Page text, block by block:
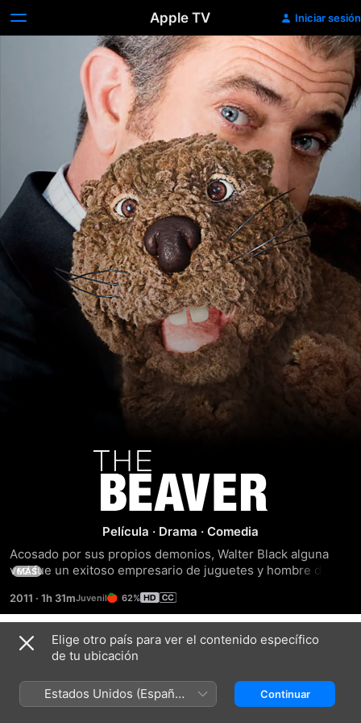
Apple TV Iniciar sesión
Mi
otro
yo
Película · Drama · Comedia
Acosado por sus propios demonios, Walter Black alguna
vez fue un exitoso empresario de juguetes y hombre de
intente, Walter no puede encarrilarse de nuevo... hasta que
un títere castor entra en su vida.
MÁS
2011 · 1h 31m 62%
Tráilers
Elige otro país para ver el contenido específico
de tu ubicación
Estados Unidos (Español
México)
Continuar